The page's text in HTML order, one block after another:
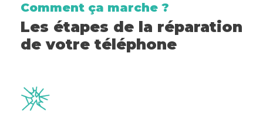
Comment ça marche ?
Les étapes de la réparation
de votre téléphone